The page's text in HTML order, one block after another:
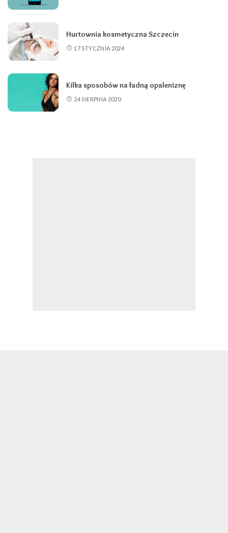
Hurtownia kosmetyczna Szczecin
17 STYCZNIA 2024
Kilka sposobów na ładną opaleniznę
24 SIERPNIA 2020